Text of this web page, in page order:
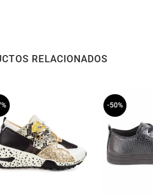
RELACIONADOS
-50%